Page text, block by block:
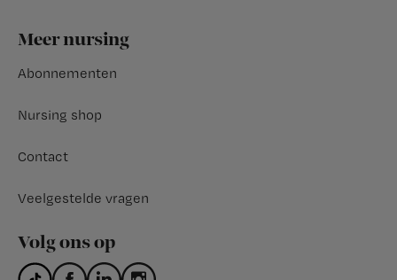
Footer
Meer nursing
Abonnementen
Nursing shop
Contact
Veelgestelde vragen
Volg ons op